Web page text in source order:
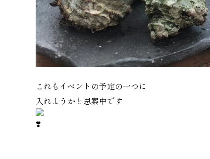
これもイベントの予定の一つに
入れようかと思案中です